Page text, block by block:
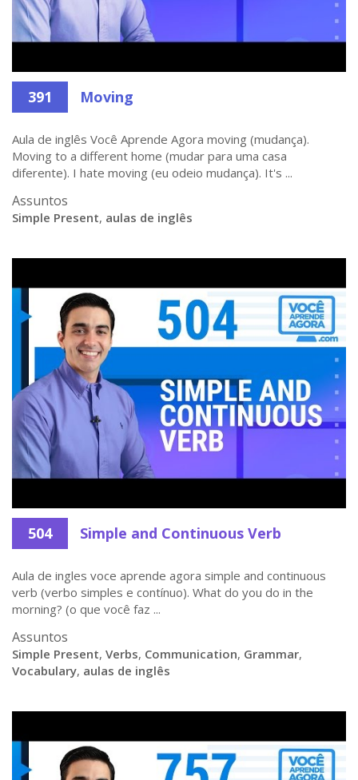
391 Moving
Aula de inglês Você Aprende Agora moving (mudança).
Moving to a different home (mudar para uma casa
diferente). I hate moving (eu odeio mudança). It's ...
Assuntos
Simple Present, aulas de inglês
504 Simple and Continuous Verb
Aula de ingles voce aprende agora simple and continuous
verb (verbo simples e contínuo). What do you do in the
morning? (o que você faz ...
Assuntos
Simple Present, Verbs, Communication, Grammar,
Vocabulary, aulas de inglês